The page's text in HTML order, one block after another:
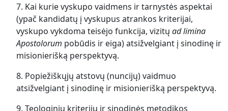
7. Kai kurie vyskupo vaidmens ir tarnystės aspektai
(ypač kandidatų į vyskupus atrankos kriterijai,
vyskupo vykdoma teisėjo funkcija, vizitų ad limina
Apostolorum pobūdis ir eiga) atsižvelgiant į sinodinę ir
misionierišką perspektyvą.
8. Popiežiškųjų atstovų (nuncijų) vaidmuo
atsižvelgiant į sinodinę ir misionierišką perspektyvą.
9. Teologinių kriterijų ir sinodinės metodikos